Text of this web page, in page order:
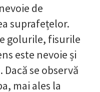
de
suprafețelor.
golurile, fisurile
este nevoie și
se observă
mai ales la